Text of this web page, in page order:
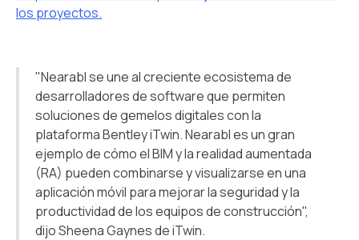
los proyectos.
"Nearabl se une al creciente ecosistema de
desarrolladores de software que permiten
soluciones de gemelos digitales con la
plataforma Bentley iTwin. Nearabl es un gran
ejemplo de cómo el BIM y la realidad aumentada
(RA) pueden combinarse y visualizarse en una
aplicación móvil para mejorar la seguridad y la
productividad de los equipos de construcción",
dijo Sheena Gaynes de iTwin.